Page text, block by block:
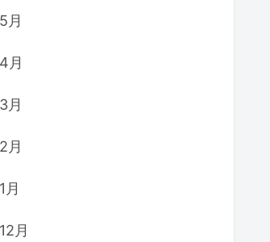
月
月
月
月
月
月